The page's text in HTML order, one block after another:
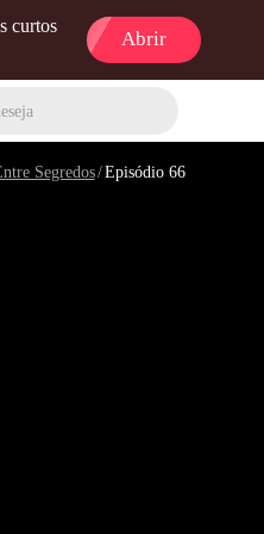
curtos
Abrir
Segredos/Episódio 66